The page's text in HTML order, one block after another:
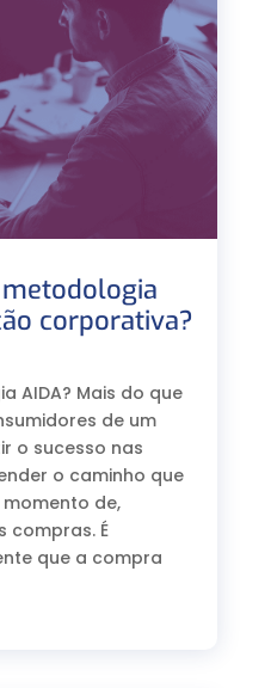
corporativa?
AIDA? Mais do que
de um
o sucesso nas
o caminho que
de,
compras. É
que a compra